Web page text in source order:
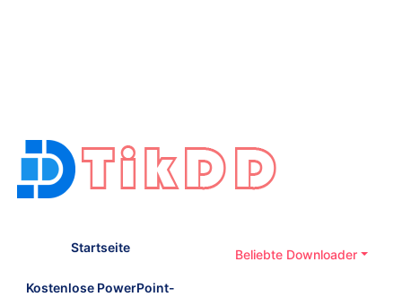
Startseite Beliebte Downloader
Kostenlose PowerPoint-